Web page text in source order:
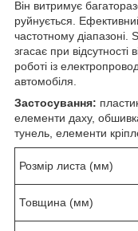
Він витримує
руйнується.
частотному діапазоні.
згасає при
роботі із
автомобіля.
Застосування:
елементи даху,
тунель, елементи
Розмір листа (мм)
Товщина (мм)